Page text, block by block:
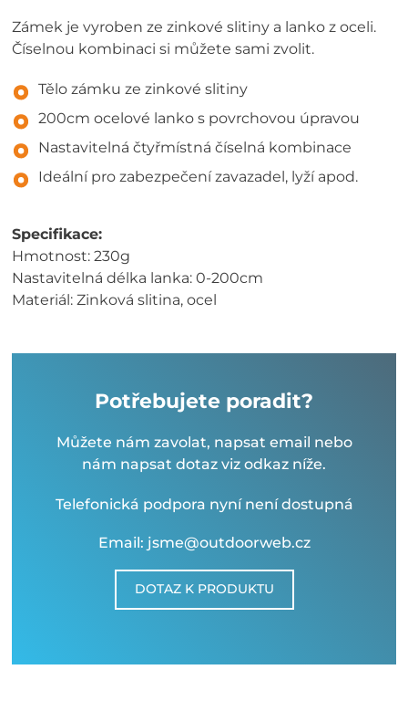
Zámek je vyroben ze zinkové slitiny a lanko z oceli.
Číselnou kombinaci si můžete sami zvolit.
Tělo zámku ze zinkové slitiny
200cm ocelové lanko s povrchovou úpravou
Nastavitelná čtyřmístná číselná kombinace
Ideální pro zabezpečení zavazadel, lyží apod.
Specifikace:
Hmotnost: 230g
Nastavitelná délka lanka: 0-200cm
Materiál: Zinková slitina, ocel
Potřebujete poradit?
Můžete nám zavolat, napsat email nebo
nám napsat dotaz viz odkaz níže.
Telefonická podpora nyní není dostupná
Email: jsme@outdoorweb.cz
DOTAZ K PRODUKTU